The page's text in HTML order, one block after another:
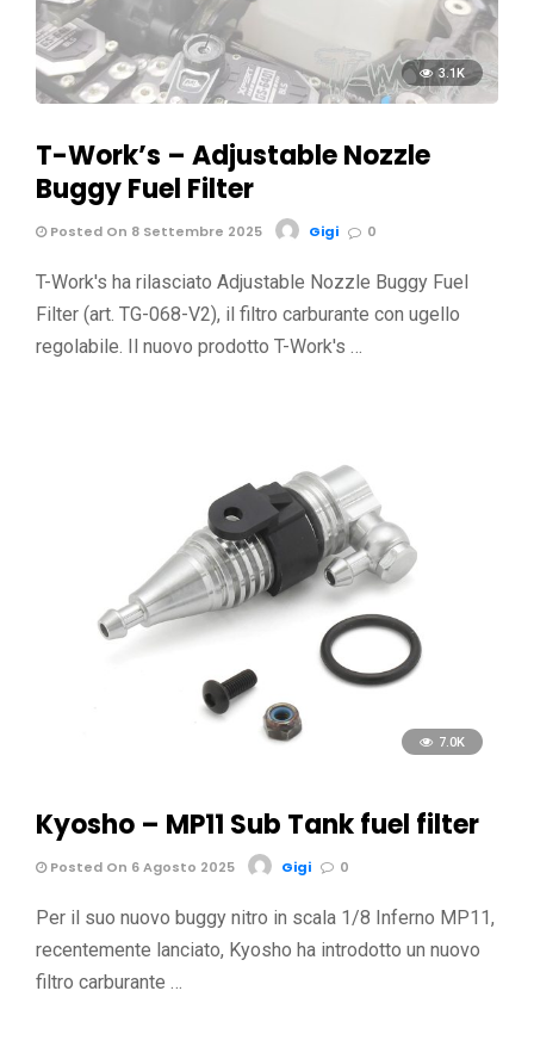
3.1K
T-Work’s – Adjustable Nozzle
Buggy Fuel Filter
Posted On 8 Settembre 2025 Gigi 0
T-Work's ha rilasciato Adjustable Nozzle Buggy Fuel
Filter (art. TG-068-V2), il filtro carburante con ugello
regolabile. Il nuovo prodotto T-Work's …
7.0K
Kyosho – MP11 Sub Tank fuel filter
Posted On 6 Agosto 2025 Gigi 0
Per il suo nuovo buggy nitro in scala 1/8 Inferno MP11,
recentemente lanciato, Kyosho ha introdotto un nuovo
filtro carburante …